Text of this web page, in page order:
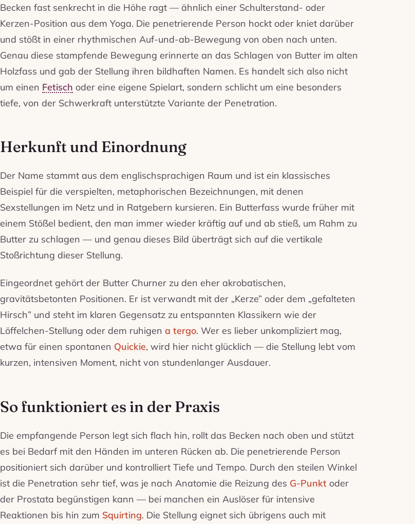
Becken fast senkrecht in die Höhe ragt — ähnlich einer Schulterstand- oder
Kerzen-Position aus dem Yoga. Die penetrierende Person hockt oder kniet darüber
und stößt in einer rhythmischen Auf-und-ab-Bewegung von oben nach unten.
Genau diese stampfende Bewegung erinnerte an das Schlagen von Butter im alten
Holzfass und gab der Stellung ihren bildhaften Namen. Es handelt sich also nicht
um einen Fetisch oder eine eigene Spielart, sondern schlicht um eine besonders
tiefe, von der Schwerkraft unterstützte Variante der Penetration.
Herkunft und Einordnung
Der Name stammt aus dem englischsprachigen Raum und ist ein klassisches
Beispiel für die verspielten, metaphorischen Bezeichnungen, mit denen
Sexstellungen im Netz und in Ratgebern kursieren. Ein Butterfass wurde früher mit
einem Stößel bedient, den man immer wieder kräftig auf und ab stieß, um Rahm zu
Butter zu schlagen — und genau dieses Bild überträgt sich auf die vertikale
Stoßrichtung dieser Stellung.
Eingeordnet gehört der Butter Churner zu den eher akrobatischen,
gravitätsbetonten Positionen. Er ist verwandt mit der „Kerze” oder dem „gefalteten
Hirsch” und steht im klaren Gegensatz zu entspannten Klassikern wie der
Löffelchen-Stellung oder dem ruhigen a tergo. Wer es lieber unkompliziert mag,
etwa für einen spontanen Quickie, wird hier nicht glücklich — die Stellung lebt vom
kurzen, intensiven Moment, nicht von stundenlanger Ausdauer.
So funktioniert es in der Praxis
Die empfangende Person legt sich flach hin, rollt das Becken nach oben und stützt
es bei Bedarf mit den Händen im unteren Rücken ab. Die penetrierende Person
positioniert sich darüber und kontrolliert Tiefe und Tempo. Durch den steilen Winkel
ist die Penetration sehr tief, was je nach Anatomie die Reizung des G-Punkt oder
der Prostata begünstigen kann — bei manchen ein Auslöser für intensive
Reaktionen bis hin zum Squirting. Die Stellung eignet sich übrigens auch mit